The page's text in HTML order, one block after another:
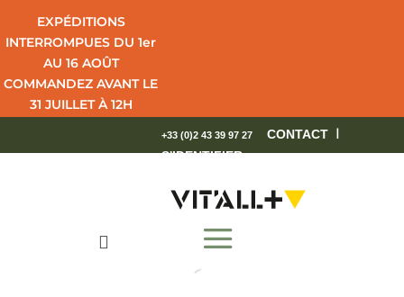
EXPÉDITIONS
INTERROMPUES DU 1er
AU 16 AOÛT
COMMANDEZ AVANT LE
31 JUILLET À 12H
+33 (0)2 43 39 97 27 CONTACT I
S'IDENTIFIER
